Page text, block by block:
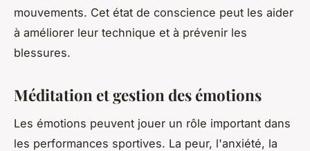
mouvements. Cet état de conscience peut les aider
à améliorer leur technique et à prévenir les
blessures.
Méditation et gestion des émotions
Les émotions peuvent jouer un rôle important dans
les performances sportives. La peur, l'anxiété, la